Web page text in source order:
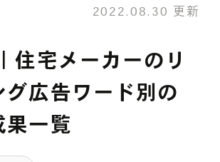
資料ダウンロード
2022.08.30 更新
住宅メーカーのリ
グ広告ワード別の
果一覧